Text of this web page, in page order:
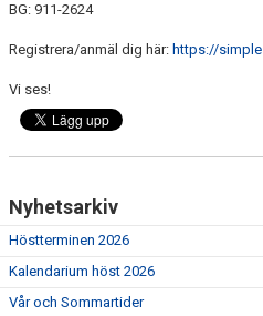
BG: 911-2624
Registrera/anmäl dig här: https://
Vi ses!
Nyhetsarkiv
Höstterminen 2026
Kalendarium höst 2026
Vår och Sommartider